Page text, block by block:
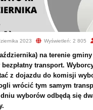
2023 Wyświetleń: 2 805
na terenie
transport.
z dojazdu do komisji
wrócić tym samym
wyborów odbędą się